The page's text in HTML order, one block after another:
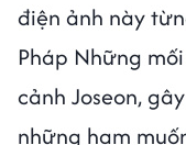
điện ảnh này
Pháp Những
cảnh Joseon,
những ham